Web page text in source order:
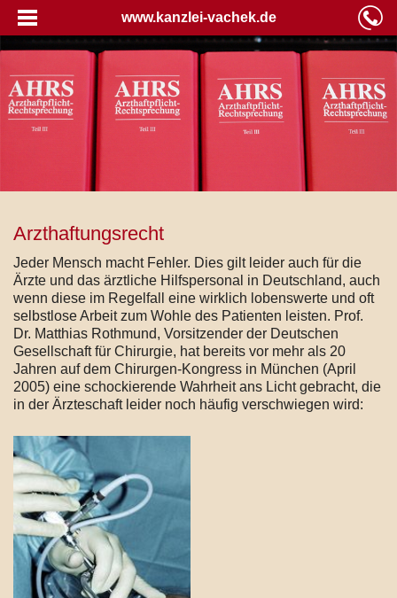
www.kanzlei-vachek.de
Arzthaftungsrecht
Jeder Mensch macht Fehler. Dies gilt leider auch für die
Ärzte und das ärztliche Hilfspersonal in Deutschland, auch
wenn diese im Regelfall eine wirklich lobenswerte und oft
selbstlose Arbeit zum Wohle des Patienten leisten. Prof.
Dr. Matthias Rothmund, Vorsitzender der Deutschen
Gesellschaft für Chirurgie, hat bereits vor mehr als 20
Jahren auf dem Chirurgen-Kongress in München (April
2005) eine schockierende Wahrheit ans Licht gebracht, die
in der Ärzteschaft leider noch häufig verschwiegen wird: